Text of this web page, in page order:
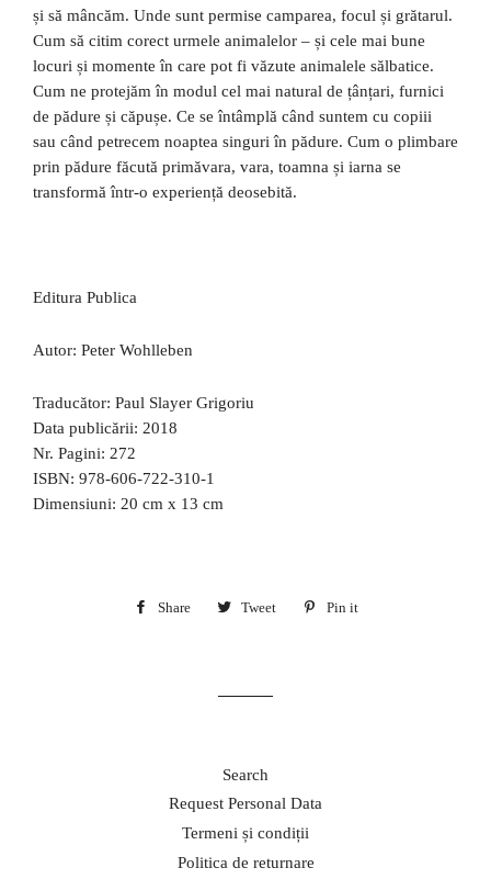
și să mâncăm. Unde sunt permise camparea, focul și grătarul.
Cum să citim corect urmele animalelor – și cele mai bune
locuri și momente în care pot fi văzute animalele sălbatice.
Cum ne protejăm în modul cel mai natural de țânțari, furnici
de pădure și căpușe. Ce se întâmplă când suntem cu copiii
sau când petrecem noaptea singuri în pădure. Cum o plimbare
prin pădure făcută primăvara, vara, toamna și iarna se
transformă într-o experiență deosebită.
Editura Publica
Autor: Peter Wohlleben
Traducător: Paul Slayer Grigoriu
Data publicării: 2018
Nr. Pagini: 272
ISBN: 978-606-722-310-1
Dimensiuni: 20 cm x 13 cm
Share
Share Tweet
Tweet
Pin it
Search
Request Personal Data
Termeni și condiții
Politica de returnare